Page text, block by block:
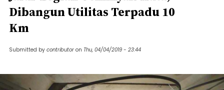
Dibangun Utilitas Terpadu 10
Km
Submitted by contributor on Thu, 04/04/2019 - 23:44